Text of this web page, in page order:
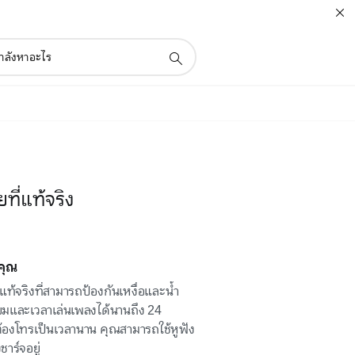
ที่แท้จริง
ณ
ท้จริงที่สามารถป้องกันเหงื่อและน้ำ
ละเวลาเล่นเพลงได้นานถึง 24
โทรเป็นเวลานาน คุณสามารถใช้หูฟัง
าร์จอยู่